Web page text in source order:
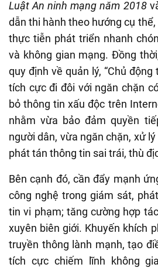
Luật An ninh mạng năm 2018
dẫn thi hành theo hướng cụ
thực tiễn phát triển nhanh
và không gian mạng. Đồng
quy định về quản lý, “Chủ
tích cực đi đôi với ngăn chặn
bỏ thông tin xấu độc trên
nhằm vừa bảo đảm quyền
người dân, vừa ngăn chặn, xử
phát tán thông tin sai trái, thù
Bên cạnh đó, cần đẩy mạnh
công nghệ trong giám sát,
tin vi phạm; tăng cường hợp
xuyên biên giới. Khuyến khích
truyền thông lành mạnh, tạo
tích cực chiếm lĩnh không